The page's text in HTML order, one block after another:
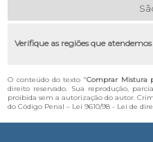
Verifique as regiões que atendemos
O conteúdo do texto "Comprar Mistura
direito reservado. Sua reprodução,
proibida sem a autorização do autor.
do Código Penal – Lei 9610/98 - Lei de